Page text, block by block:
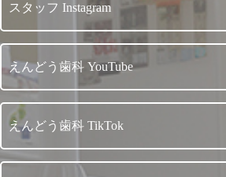
スタッフ Instagram
えんどう歯科 YouTube
えんどう歯科 TikTok